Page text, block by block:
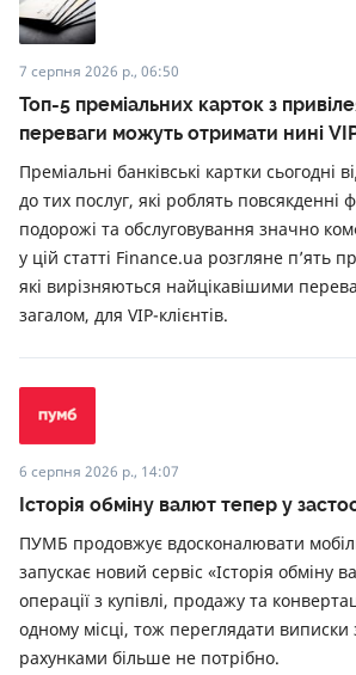
7 серпня 2026 р., 06:50
Топ-5 преміальних карток з
переваги можуть отримати нині
Преміальні банківські картки сьогодні
до тих послуг, які роблять повсякденні
подорожі та обслуговування значно
у цій статті Finance.ua розгляне п’ять
які вирізняються найцікавішими
загалом, для VIP-клієнтів.
6 серпня 2026 р., 14:07
Історія обміну валют тепер у
ПУМБ продовжує вдосконалювати
запускає новий сервіс «Історія обміну
операції з купівлі, продажу та
одному місці, тож переглядати виписки
рахунками більше не потрібно.